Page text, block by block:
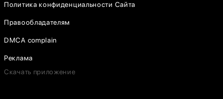
Политика конфиденциальности Сайта
Правообладателям
DMCA complain
Реклама
Скачать приложение